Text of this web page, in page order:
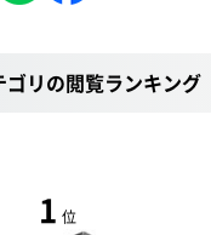
リの閲覧ランキング
1 位